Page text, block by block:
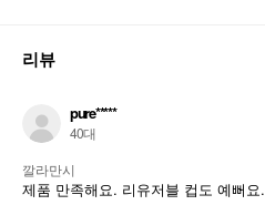
리뷰
pure*****
40대
깔라만시
제품 만족해요. 리유저블 컵도 예뻐요.